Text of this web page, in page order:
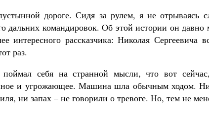
дороге. Сидя за рулем, я не отрываясь
дальних командировок. Об этой истории он
интересного рассказчика: Николая Сергеевича
раз.
себя на странной мысли, что вот
и угрожающее. Машина шла обычным ходом.
ни запах – не говорили о тревоге. Но, тем не